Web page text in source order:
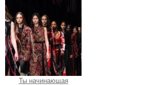
Ты начинающая